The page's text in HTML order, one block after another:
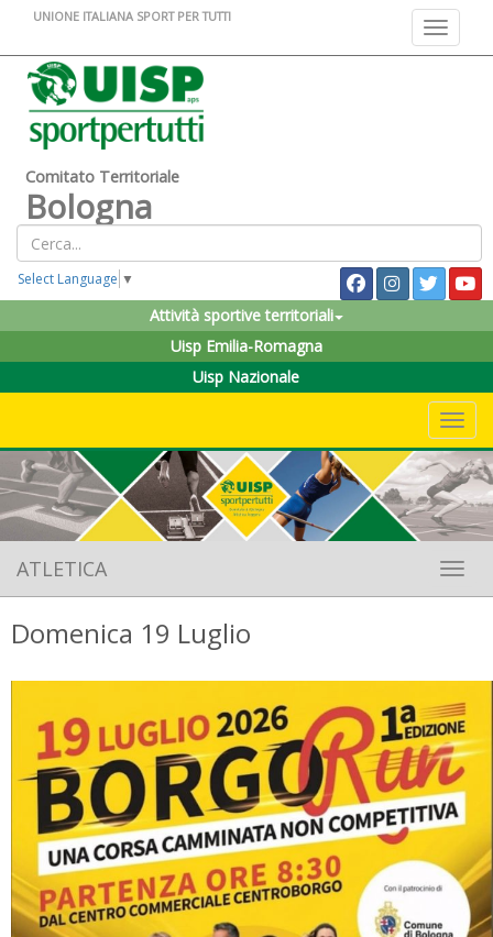
Toggle
UNIONE ITALIANA SPORT PER TUTTI
Comitato Territoriale
Bologna
Select Language ▼
Attività sportive territoriali
Uisp Emilia-Romagna
Uisp Nazionale
ATLETICA
Domenica 19 Luglio